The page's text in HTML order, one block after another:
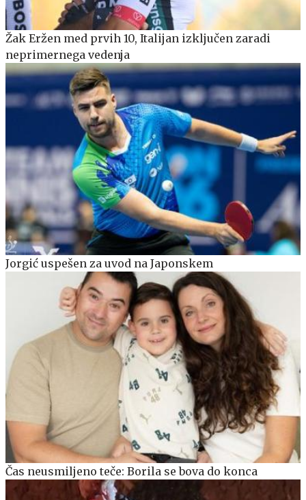
Žak Eržen med prvih 10, Italijan izključen zaradi
neprimernega vedenja
Jorgić uspešen za uvod na Japonskem
Čas neusmiljeno teče: Borila se bova do konca